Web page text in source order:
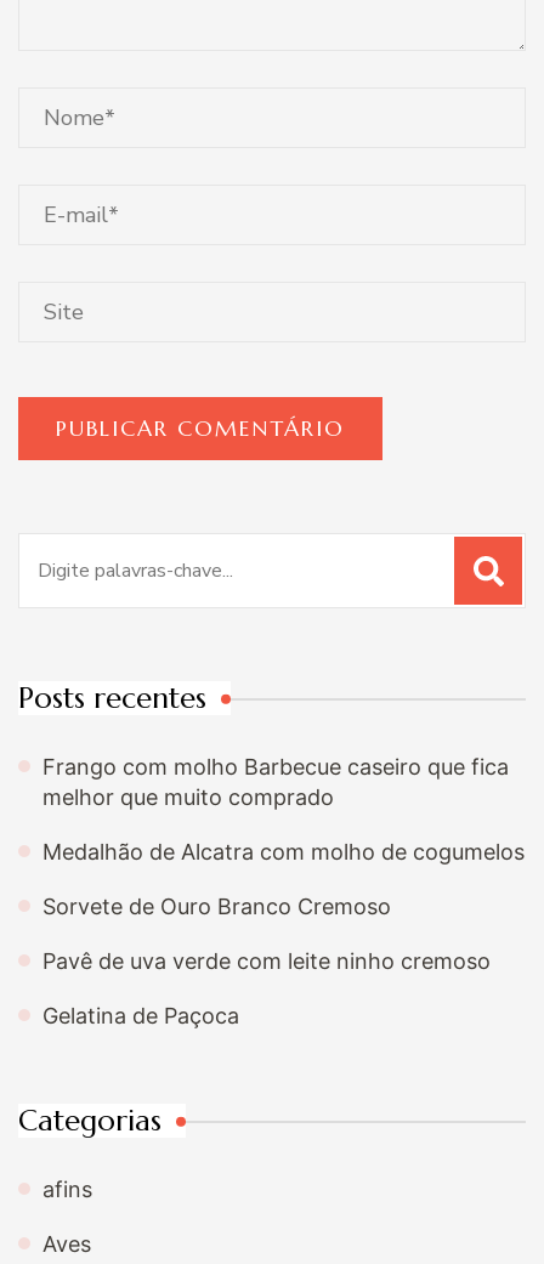
por:
Posts recentes
Frango com molho Barbecue caseiro que fica
melhor que muito comprado
Medalhão de Alcatra com molho de cogumelos
Sorvete de Ouro Branco Cremoso
Pavê de uva verde com leite ninho cremoso
Gelatina de Paçoca
Categorias
afins
Aves